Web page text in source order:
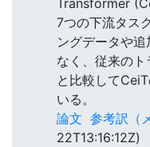
Transformer
7つの下流タス
ングデータや
なく、従来の
と比較して
いる。
論文 参考訳（
22T13:16:12Z)